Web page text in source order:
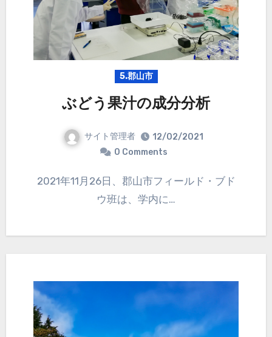
5.郡山市
ぶどう果汁の成分分析
サイト管理者
12/02/2021
0 Comments
2021年11月26日、郡山市フィールド・ブド
ウ班は、学内に…